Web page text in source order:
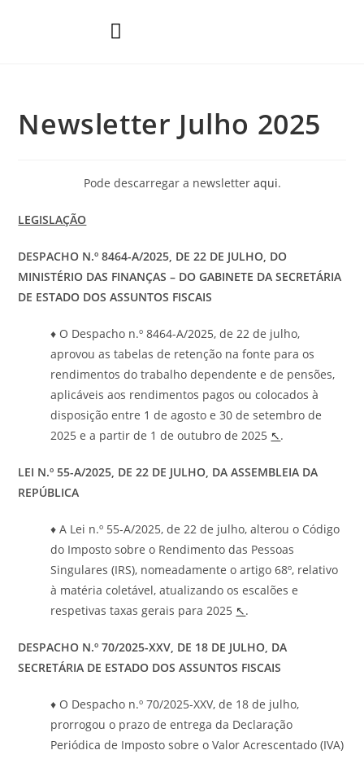
Newsletter Julho 2025
Pode descarregar a newsletter aqui.
LEGISLAÇÃO
DESPACHO N.º 8464-A/2025, DE 22 DE JULHO , DO
MINISTÉRIO DAS FINANÇAS – DO GABINETE DA SECRETÁRIA
DE ESTADO DOS ASSUNTOS FISCAIS
♦ O Despacho n.º 8464-A/2025, de 22 de julho,
aprovou as tabelas de retenção na fonte para os
rendimentos do trabalho dependente e de pensões,
aplicáveis aos rendimentos pagos ou colocados à
disposição entre 1 de agosto e 30 de setembro de
2025 e a partir de 1 de outubro de 2025 ↖.
LEI N.º 55-A/2025, DE 22 DE JULHO, DA ASSEMBLEIA DA
REPÚBLICA
♦ A Lei n.º 55-A/2025, de 22 de julho, alterou o Código
do Imposto sobre o Rendimento das Pessoas
Singulares (IRS), nomeadamente o artigo 68º, relativo
à matéria coletável, atualizando os escalões e
respetivas taxas gerais para 2025 ↖.
DESPACHO N.º 70/2025-XXV , DE 18 DE JULHO, DA
SECRETÁRIA DE ESTADO DOS ASSUNTOS FISCAIS
♦ O Despacho n.º 70/2025-XXV, de 18 de julho,
prorrogou o prazo de entrega da Declaração
Periódica de Imposto sobre o Valor Acrescentado (IVA)